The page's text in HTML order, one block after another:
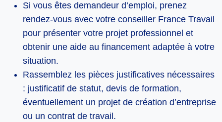
Si vous êtes demandeur d’emploi, prenez
rendez-vous avec votre conseiller France Travail
pour présenter votre projet professionnel et
obtenir une aide au financement adaptée à votre
situation.
Rassemblez les pièces justificatives nécessaires
: justificatif de statut, devis de formation,
éventuellement un projet de création d’entreprise
ou un contrat de travail.